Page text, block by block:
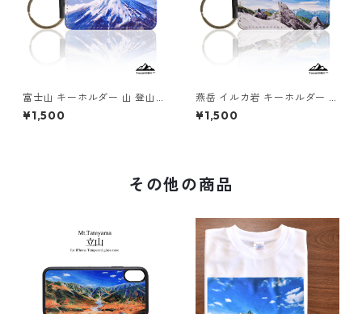
富士山 キーホルダー 山 登山
アウトドア 冬 雪
¥1,500
燕岳 イルカ岩 キーホルダー 山
登山 アウトドア
¥1,500
その他の商品